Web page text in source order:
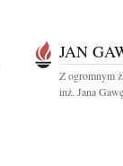
JAN
Z ogromnym
inż. Jana